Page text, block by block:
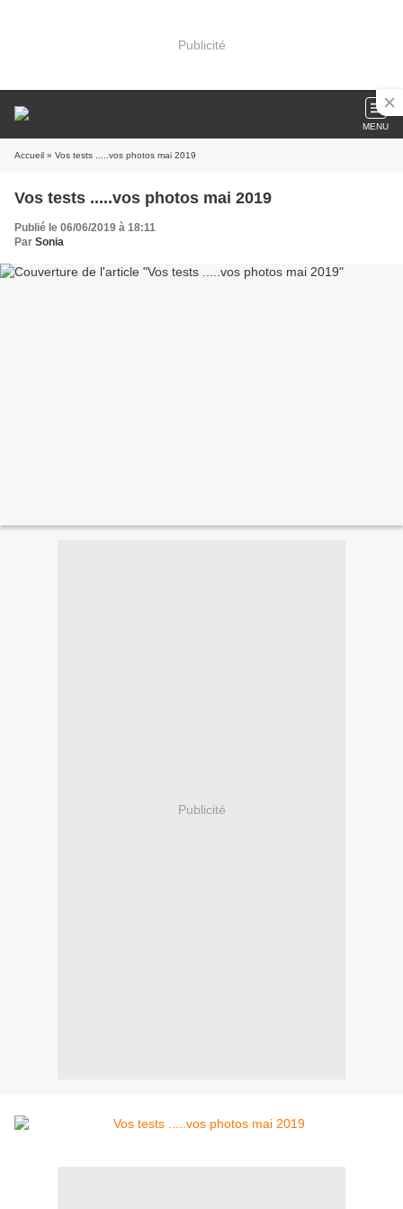
Publicité
MENU
Accueil » Vos tests .....vos photos mai 2019
Vos tests .....vos photos mai 2019
Publié le 06/06/2019 à 18:11
Par Sonia
Publicité